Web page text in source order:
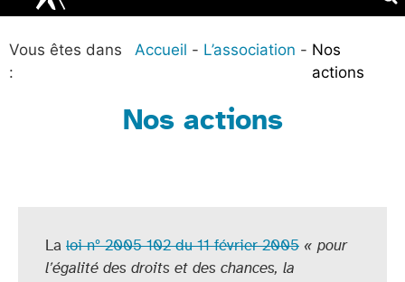
Vous êtes dans
:
Accueil L’association
Nos
actions
Nos actions
La loi n° 2005-102 du 11 février 2005 « pour
l’égalité des droits et des chances, la